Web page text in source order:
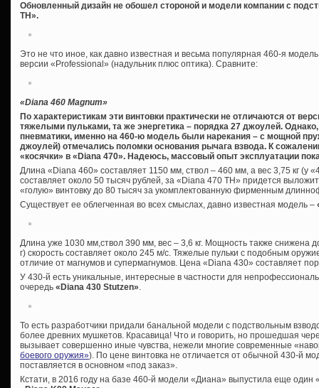
Обновленный дизайн не обошел стороной и модели компании с
TH».
Это не что иное, как давно известная и весьма популярная 460-я
версии «Professional» (надульник плюс оптика). Сравните:
«Diana 460 Magnum»
По характеристикам эти винтовки практически не отличаются от
тяжелыми пульками, та же энергетика – порядка 27 джоулей.
пневматики, именно на 460-ю модель были нарекания – с мощной
джоулей) отмечались поломки основания рычага взвода. К
«косячки» в «Diana 470». Надеюсь, массовый опыт эксплуатации
Длина «Diana 460» составляет 1150 мм, ствол – 460 мм, а вес 3,75 кг (у
составляет около 50 тысяч рублей, за «Diana 470 TH» придется
«голую» винтовку до 80 тысяч за укомплектованную фирменным
Существует ее облегченная во всех смыслах, давно известная модель –
Длина уже 1030 мм,ствол 390 мм, вес – 3,6 кг. Мощность также снижена
г) скорость составляет около 245 м/с. Тяжелые пульки с подобным
отличие от магнумов и супермагнумов. Цена «Diana 430» составляет
У 430-й есть уникальные, интересные в частности для
очередь «Diana 430 Stutzen».
То есть разработчики придали банальной модели с подствольным
более древних мушкетов. Красавица! Что и говорить, но прошедшая
вызывает совершенно иные чувства, нежели многие современные
боевого оружия»). По цене винтовка не отличается от обычной 430-й
поставляется в основном «под заказ».
Кстати, в 2016 году на базе 460-й модели «Диана» выпустила еще один